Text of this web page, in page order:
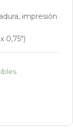
impresión
0,75″)